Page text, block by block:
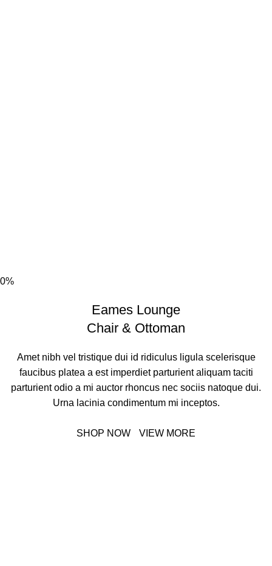
0%
Eames Lounge
Chair & Ottoman
Amet nibh vel tristique dui id ridiculus ligula scelerisque
faucibus platea a est imperdiet parturient aliquam taciti
parturient odio a mi auctor rhoncus nec sociis natoque dui.
Urna lacinia condimentum mi inceptos.
SHOP NOW VIEW MORE